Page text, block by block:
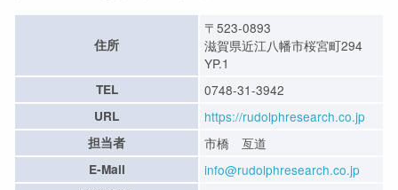
住所
〒523-0893
滋賀県近江八幡市桜宮町294
YP.1
TEL 0748-31-3942
URL https://rudolphresearch.co.jp
担当者 市橋 亙道
E-Mail info@rudolphresearch.co.jp